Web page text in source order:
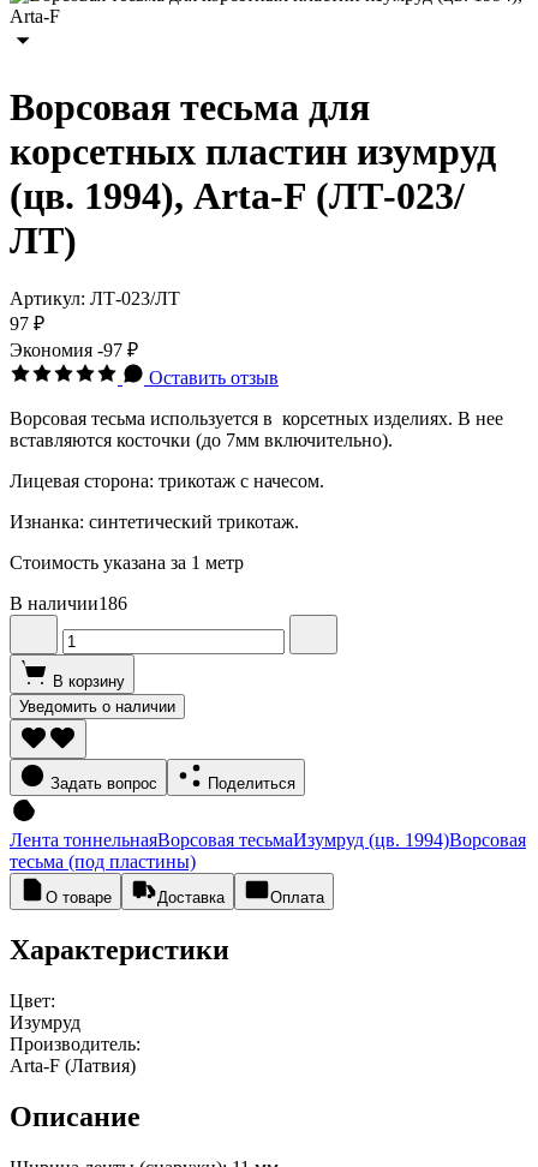
Ворсовая тесьма для
корсетных пластин изумруд
(цв. 1994), Arta-F (ЛТ-023/
ЛТ)
Артикул: ЛТ-023/ЛТ
97 ₽
Экономия -97 ₽
Оставить отзыв
Ворсовая тесьма используется в корсетных изделиях. В нее
вставляются косточки (до 7мм включительно).
Лицевая сторона: трикотаж с начесом.
Изнанка: синтетический трикотаж.
Стоимость указана за 1 метр
В наличии186
В корзину
Уведомить о наличии
Задать вопрос Поделиться
Лента тоннельнаяВорсовая тесьмаИзумруд (цв. 1994)Ворсовая
тесьма (под пластины)
О товаре Доставка Оплата
Характеристики
Цвет:
Изумруд
Производитель:
Arta-F (Латвия)
Описание